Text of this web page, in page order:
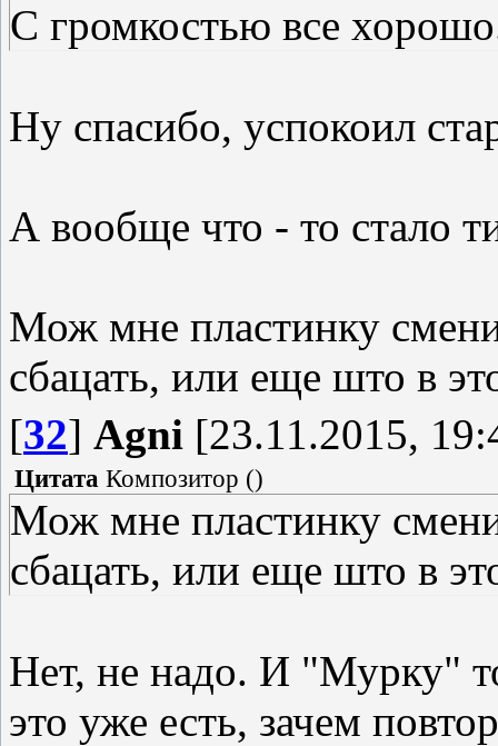
С громкостью все
Ну спасибо, успокоил
А вообще что - то стало
Мож мне пластинку
сбацать, или еще што в
[32] Agni [23.11.2015,
Цитата Композитор ()
Мож мне пластинку
сбацать, или еще што в
Нет, не надо. И "Мурку"
это уже есть, зачем